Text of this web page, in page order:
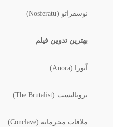
نوسفراتو (Nosferatu)
بهترین تدوین فیلم
آنورا (Anora)
بروتالیست (The Brutalist)
ملاقات محرمانه (Conclave)